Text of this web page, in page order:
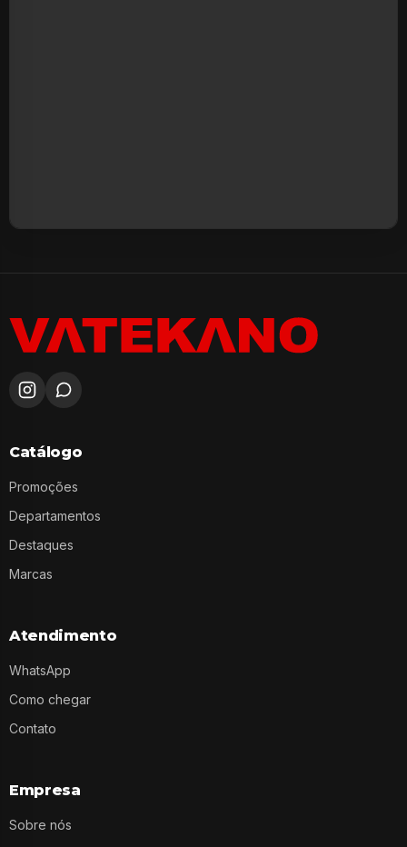
Catálogo
Promoções
Departamentos
Destaques
Marcas
Atendimento
WhatsApp
Como chegar
Contato
Empresa
Sobre nós